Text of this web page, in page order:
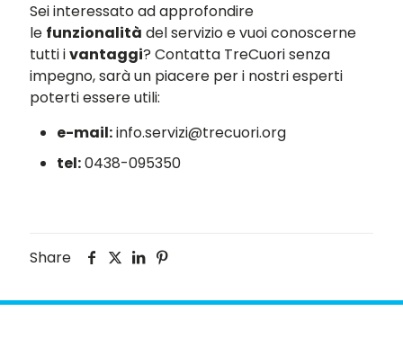
Sei interessato ad approfondire
le funzionalità del servizio e vuoi conoscerne
tutti ivantaggi? Contatta TreCuori senza
impegno, sarà un piacere per i nostri esperti
poterti essere utili:
e-mail:info.servizi@trecuori.org
tel:0438-095350
Share